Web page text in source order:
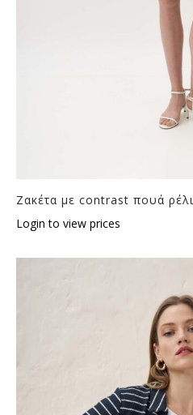
Ζακέτα με contrast πουά ρέλι
Login to view prices